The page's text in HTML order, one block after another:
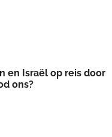
en Israël op reis door
ons?